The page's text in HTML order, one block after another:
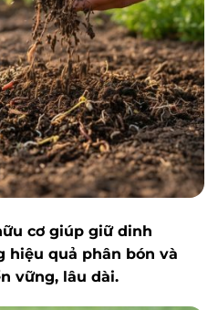
cơ giúp giữ dinh
hiệu quả phân bón và
vững, lâu dài.